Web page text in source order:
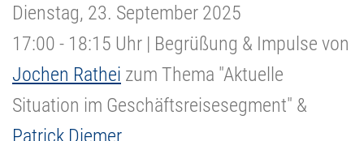
Dienstag, 23. September 2025
17:00 - 18:15 Uhr | Begrüßung & Impulse von
Jochen Rathei zum Thema "Aktuelle
Situation im Geschäftsreisesegment" &
Patrick Diemer